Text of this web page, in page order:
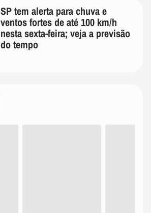
SP tem alerta para chuva e
ventos fortes de até 100 km/h
nesta sexta-feira; veja a previsão
do tempo